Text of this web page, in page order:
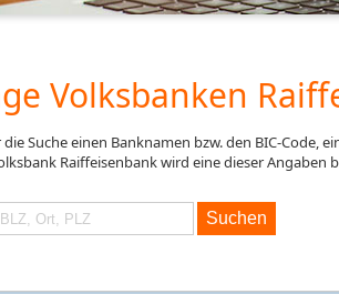
Volksbanken
Suche einen Banknamen bzw. den BIC-Code,
Raiffeisenbank wird eine dieser Angaben
Suchen